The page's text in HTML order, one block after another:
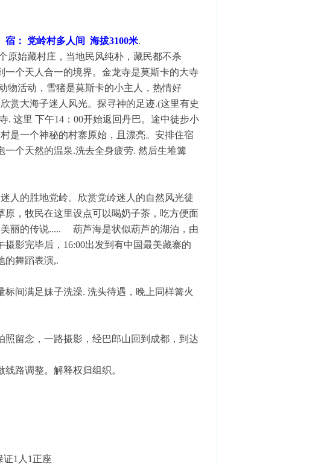
： 党岭村多人间 海拔3100米.
原始藏村庄，当地民风纯朴，藏民都不杀
个天人合一的境界。金龙寺是莫斯卡的大寺
物活动，雪猪是莫斯卡的小主人，热情好
赏大海子迷人风光。探寻神的足迹.(这里有史
. 这里 下午14：00开始返回丹巴。途中徒步小
是一个神秘的村寨原始，且漂亮。安排住宿
个天然的温泉.洗去全身疲劳. 然后生堆篝
人的胜地党岭。欣赏党岭迷人的自然风光徒
，牧民在这里设点可以喝奶子茶，吃方便面
丽的传说..... 葫芦海是状似葫芦的湖泊，由
影完毕后，16:00出发到有中国最美藏寨的
的舞蹈表演,.
间满足妹子洗澡. 洗头待遇，晚上同样篝火
留念，一路摄影，经巴郎山回到成都，到达
路调整。解释权归组织。
证1人1正座